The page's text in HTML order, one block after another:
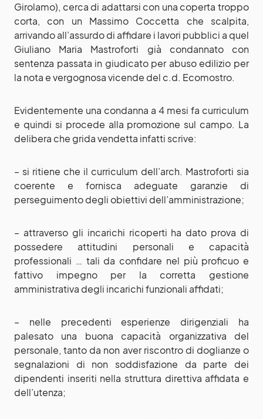
Girolamo), cerca di adattarsi con una coperta troppo
corta, con un Massimo Coccetta che scalpita,
arrivando all’assurdo di affidare i lavori pubblici a quel
Giuliano Maria Mastroforti già condannato con
sentenza passata in giudicato per abuso edilizio per
la nota e vergognosa vicende del c.d. Ecomostro.
Evidentemente una condanna a 4 mesi fa curriculum
e quindi si procede alla promozione sul campo. La
delibera che grida vendetta infatti scrive:
– si ritiene che il curriculum dell’arch. Mastroforti sia
coerente e fornisca adeguate garanzie di
perseguimento degli obiettivi dell’amministrazione;
– attraverso gli incarichi ricoperti ha dato prova di
possedere attitudini personali e capacità
professionali … tali da confidare nel più proficuo e
fattivo impegno per la corretta gestione
amministrativa degli incarichi funzionali affidati;
– nelle precedenti esperienze dirigenziali ha
palesato una buona capacità organizzativa del
personale, tanto da non aver riscontro di doglianze o
segnalazioni di non soddisfazione da parte dei
dipendenti inseriti nella struttura direttiva affidata e
dell’utenza;